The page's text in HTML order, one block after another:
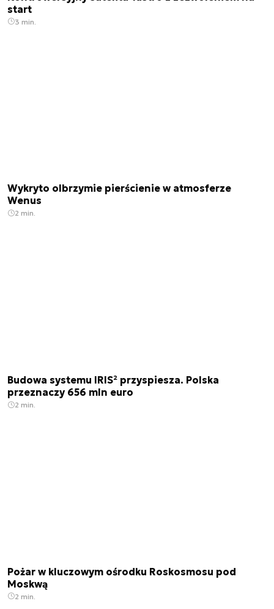
start
3 min.
Wykryto olbrzymie pierścienie w atmosferze
Wenus
2 min.
Budowa systemu IRIS² przyspiesza. Polska
przeznaczy 656 mln euro
2 min.
Pożar w kluczowym ośrodku Roskosmosu pod
Moskwą
2 min.